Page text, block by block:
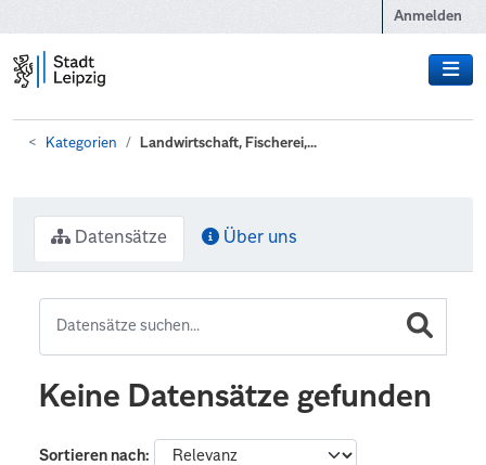
Anmelden
Kategorien Landwirtschaft, Fischerei,...
Datensätze Über uns
Keine Datensätze gefunden
Sortieren nach